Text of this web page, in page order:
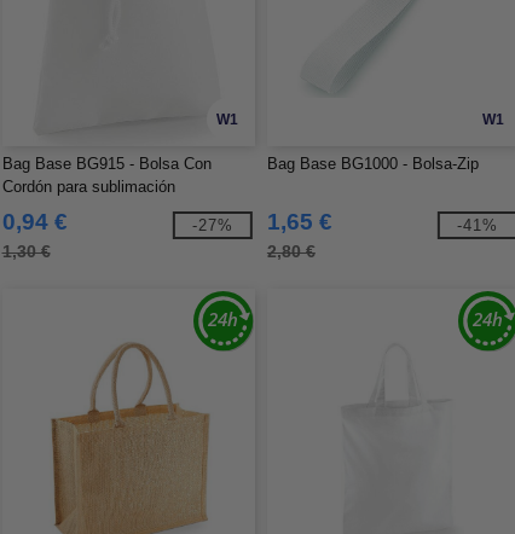
W1
Bag Base BG915 - Bolsa Con
Cordón para sublimación
0,94 €
1,30 €
-27%
W1
Bag Base BG1000 - Bolsa-Zip
1,65 €
2,80 €
-41%